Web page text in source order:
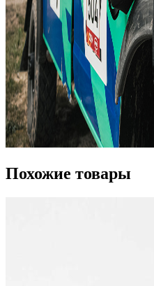
Похожие товары